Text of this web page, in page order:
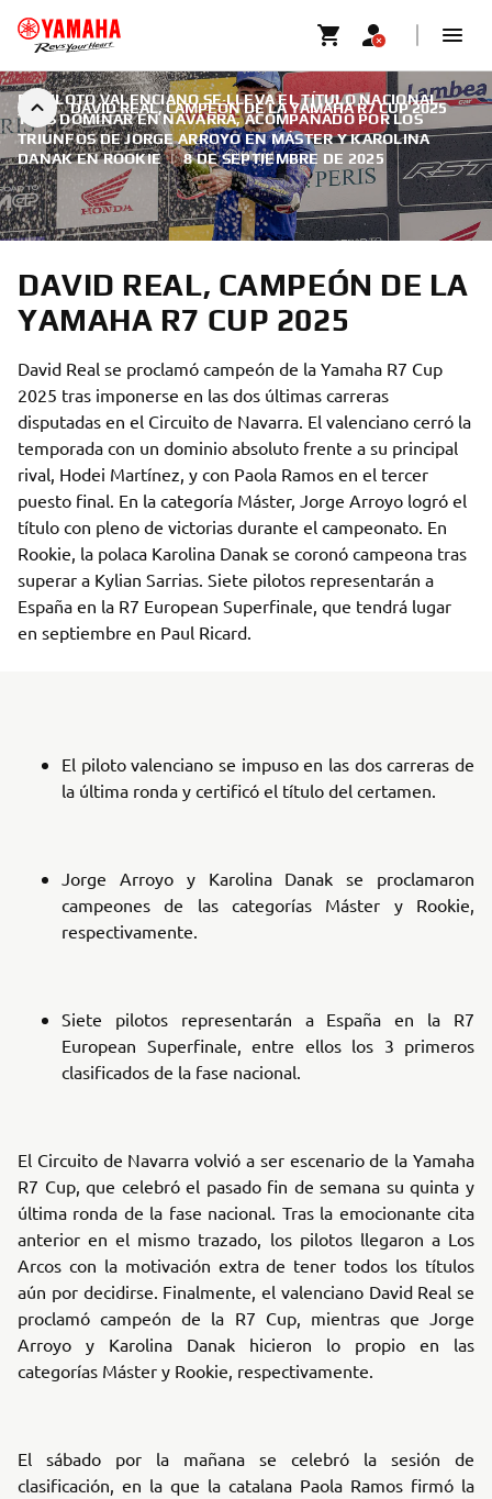
DAVID REAL, CAMPEÓN DE LA YAMAHA R7 CUP 2025
EL PILOTO VALENCIANO SE LLEVA EL TÍTULO NACIONAL
TRAS DOMINAR EN NAVARRA, ACOMPAÑADO POR LOS
TRIUNFOS DE JORGE ARROYO EN MÁSTER Y KAROLINA
DANAK EN ROOKIE | 8 DE SEPTIEMBRE DE 2025
DAVID REAL, CAMPEÓN DE LA
YAMAHA R7 CUP 2025
David Real se proclamó campeón de la Yamaha R7 Cup
2025 tras imponerse en las dos últimas carreras
disputadas en el Circuito de Navarra. El valenciano cerró la
temporada con un dominio absoluto frente a su principal
rival, Hodei Martínez, y con Paola Ramos en el tercer
puesto final. En la categoría Máster, Jorge Arroyo logró el
título con pleno de victorias durante el campeonato. En
Rookie, la polaca Karolina Danak se coronó campeona tras
superar a Kylian Sarrias. Siete pilotos representarán a
España en la R7 European Superfinale, que tendrá lugar
en septiembre en Paul Ricard.
El piloto valenciano se impuso en las dos carreras de
la última ronda y certificó el título del certamen.
Jorge Arroyo y Karolina Danak se proclamaron
campeones de las categorías Máster y Rookie,
respectivamente.
Siete pilotos representarán a España en la R7
European Superfinale, entre ellos los 3 primeros
clasificados de la fase nacional.
El Circuito de Navarra volvió a ser escenario de la Yamaha
R7 Cup, que celebró el pasado fin de semana su quinta y
última ronda de la fase nacional. Tras la emocionante cita
anterior en el mismo trazado, los pilotos llegaron a Los
Arcos con la motivación extra de tener todos los títulos
aún por decidirse. Finalmente, el valenciano David Real se
proclamó campeón de la R7 Cup, mientras que Jorge
Arroyo y Karolina Danak hicieron lo propio en las
categorías Máster y Rookie, respectivamente.
El sábado por la mañana se celebró la sesión de
clasificación, en la que la catalana Paola Ramos firmó la